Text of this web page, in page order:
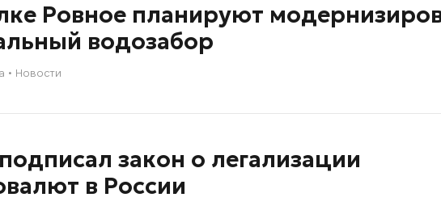
Ровное планируют
водозабор
Новости
закон о легализации
в России